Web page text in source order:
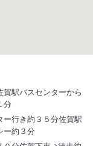
駅バスセンターから
分
行き約３５分佐賀駅
ー約３分